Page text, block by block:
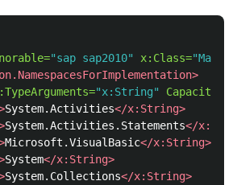
"sap sap2010" x:Class="Main"
"x:String" Capacity=
System.Activities</x:String>
System.Activities.Statements</
Microsoft.VisualBasic</x:String>
System</x:String>
System.Collections</x:String>